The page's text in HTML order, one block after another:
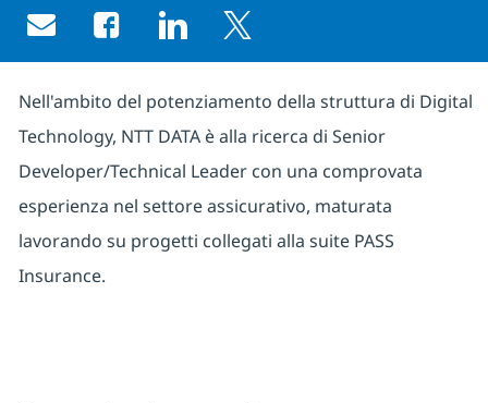
Share via email
Share via Facebook
Share via LinkedIn
Share via twitter
Nell'ambito del potenziamento della struttura di Digital
Technology, NTT DATA è alla ricerca di Senior
Developer/Technical Leader con una comprovata
esperienza nel settore assicurativo, maturata
lavorando su progetti collegati alla suite PASS
Insurance.